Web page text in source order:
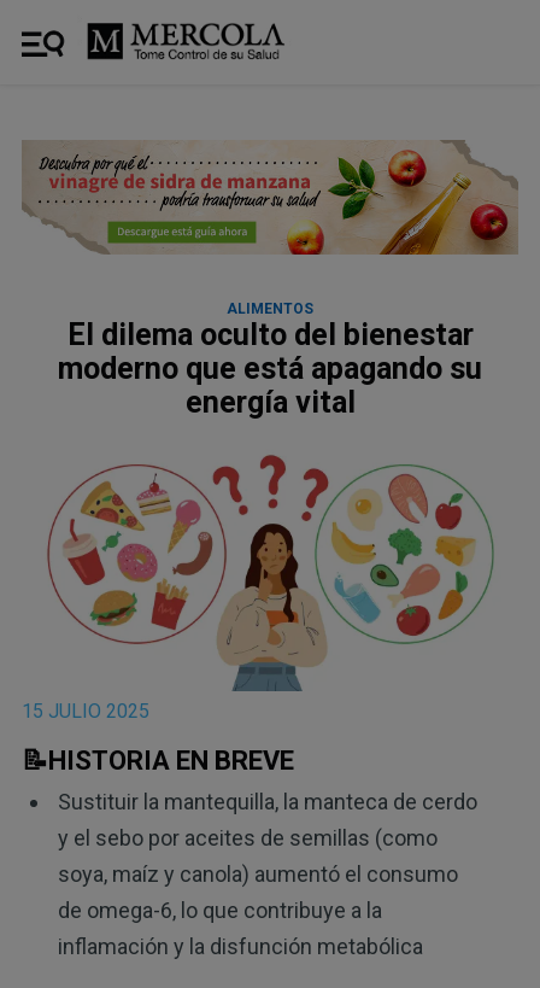
ALIMENTOS
El dilema oculto del bienestar
moderno que está apagando su
energía vital
15 JULIO 2025
📝HISTORIA EN BREVE
Sustituir la mantequilla, la manteca de cerdo
y el sebo por aceites de semillas (como
soya, maíz y canola) aumentó el consumo
de omega-6, lo que contribuye a la
inflamación y la disfunción metabólica